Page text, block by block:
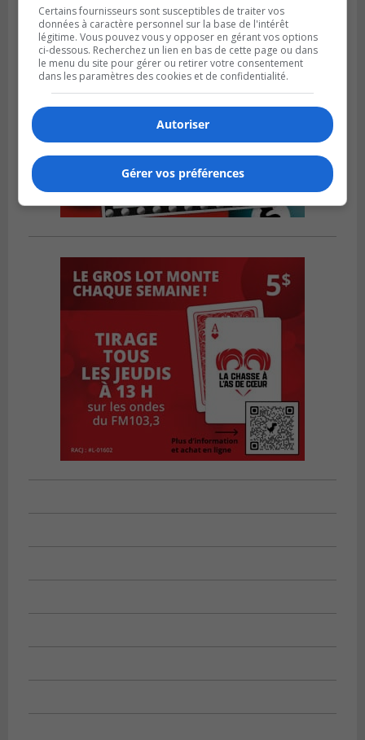
Certains fournisseurs sont susceptibles de traiter vos
données à caractère personnel sur la base de l'intérêt
légitime. Vous pouvez vous y opposer en gérant vos options
ci-dessous. Recherchez un lien en bas de cette page ou dans
le menu du site pour gérer ou retirer votre consentement
dans les paramètres des cookies et de confidentialité.
Autoriser
Gérer vos préférences